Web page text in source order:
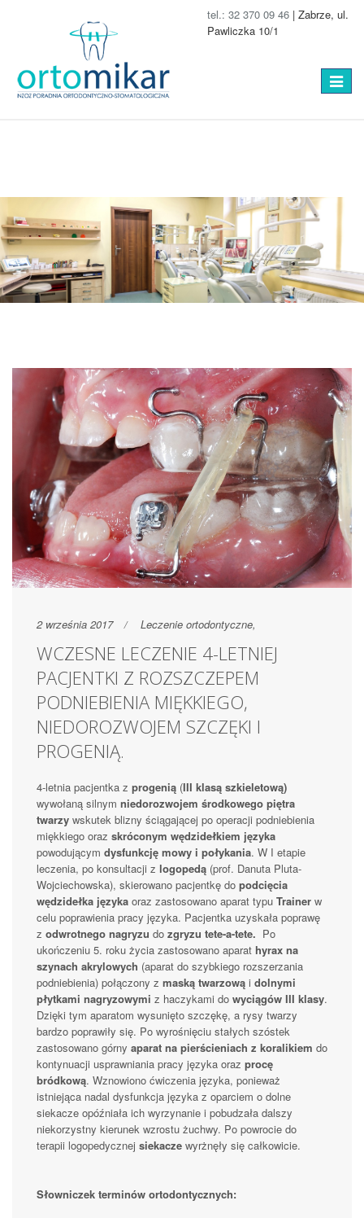
tel.: 32 370 09 46 | Zabrze, ul.
Pawliczka 10/1
Toggle
2 września 2017 Leczenie ortodontyczne,
WCZESNE LECZENIE 4-LETNIEJ
PACJENTKI Z ROZSZCZEPEM
PODNIEBIENIA MIĘKKIEGO,
NIEDOROZWOJEM SZCZĘKI I
PROGENIĄ.
4-letnia pacjentka z progenią (III klasą szkieletową)
wywołaną silnym niedorozwojem środkowego piętra
twarzy wskutek blizny ściągającej po operacji podniebienia
miękkiego oraz skróconym wędzidełkiem języka
powodującym dysfunkcję mowy i połykania. W I etapie
leczenia, po konsultacji z logopedą (prof. Danuta Pluta-
Wojciechowska), skierowano pacjentkę do podcięcia
wędzidełka języka oraz zastosowano aparat typu Trainer w
celu poprawienia pracy języka. Pacjentka uzyskała poprawę
z odwrotnego nagryzu do zgryzu tete-a-tete. Po
ukończeniu 5. roku życia zastosowano aparat hyrax na
szynach akrylowych (aparat do szybkiego rozszerzania
podniebienia) połączony z maską twarzową i dolnymi
płytkami nagryzowymi z haczykami do wyciągów III klasy.
Dzięki tym aparatom wysunięto szczękę, a rysy twarzy
bardzo poprawiły się. Po wyrośnięciu stałych szóstek
zastosowano górny aparat na pierścieniach z koralikiem do
kontynuacji usprawniania pracy języka oraz procę
bródkową. Wznowiono ćwiczenia języka, ponieważ
istniejąca nadal dysfunkcja języka z oparciem o dolne
siekacze opóźniała ich wyrzynanie i pobudzała dalszy
niekorzystny kierunek wzrostu żuchwy. Po powrocie do
terapii logopedycznej siekacze wyrżnęły się całkowicie.
Słowniczek terminów ortodontycznych: